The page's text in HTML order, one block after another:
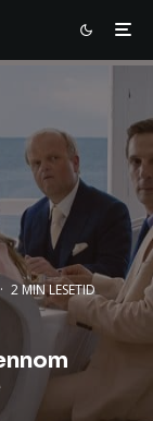
· 2 MIN LESETID